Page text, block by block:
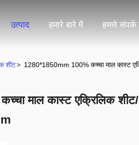
उत्पाद हमारे बारे में हमसे संपर्क
शीट> 1280*1850mm 100% कच्चा माल कास्ट
माल कास्ट एक्रिलिक